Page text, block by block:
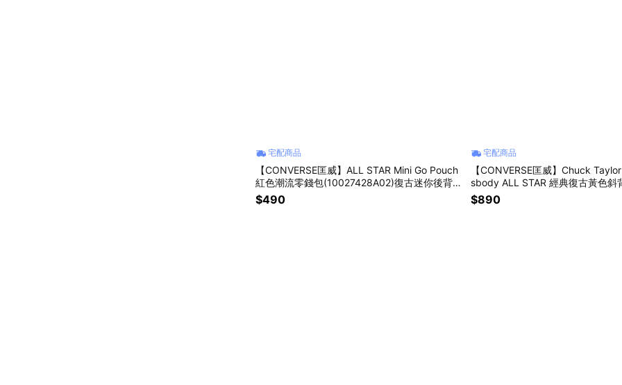
宅配商品
【CONVERSE匡威】ALL STAR Mini Go Pouch
紅色潮流零錢包(10027428A02)復古迷你後背包
隨行耳機包隨身小收納袋 浪漫禮物 交換禮物 男
友禮物 女友禮物
$490
宅配商品
【CONVERSE匡威】Chuck
sbody ALL STAR 經典復古黃色斜
40A14) 斜跨側背包 多收納單肩包
漫禮物 女友禮物
$890